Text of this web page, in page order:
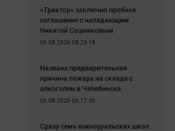
«Трактор» заключил пробное
соглашение с нападающим
Никитой Сошниковым
06.08.2026 08:29:18
Названа предварительная
причина пожара на складе с
алкоголем в Челябинске.
06.08.2026 06:17:36
Сразу семь южноуральских школ